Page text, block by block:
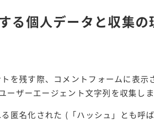
る個人データと収集の
を残す際、コメントフォームに表
ザーエージェント文字列を収集しま
匿名化された (「ハッシュ」とも